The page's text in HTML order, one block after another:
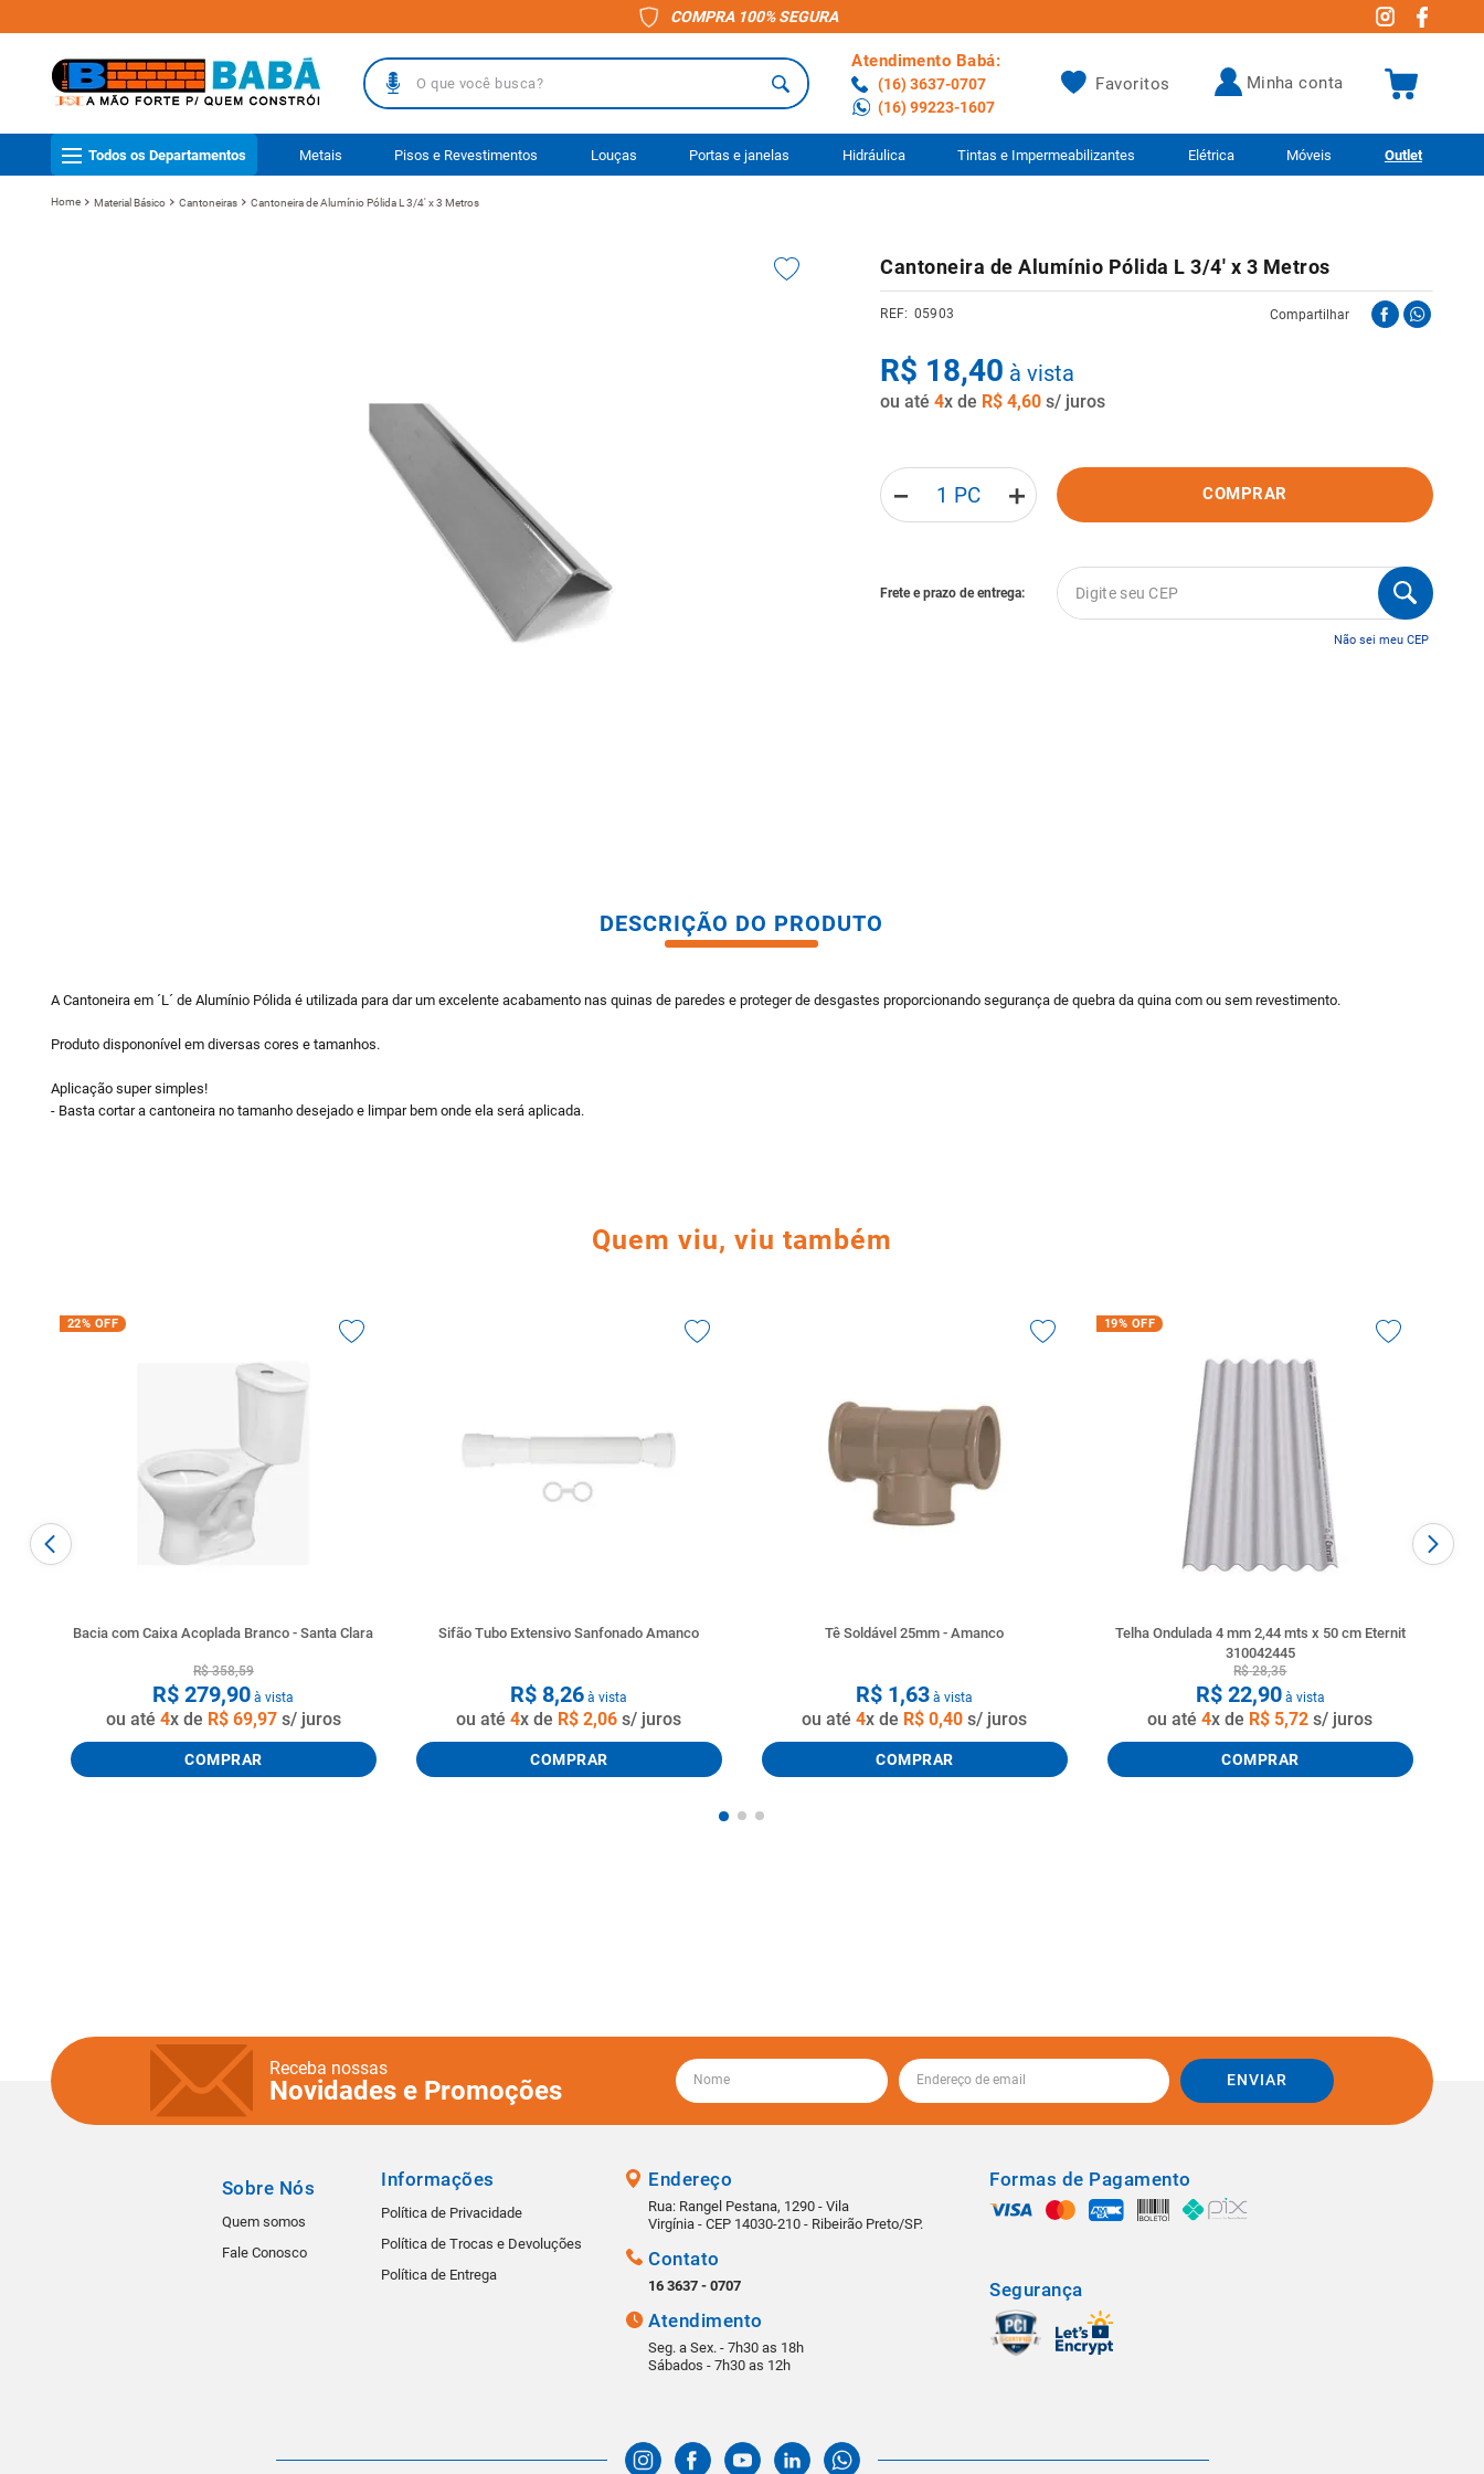
COMPRA 100% SEGURA
O que você busca? Atendimento Babá:
(16) 3637-0707
(16) 99223-1607
Favoritos minha conta
Todos os Departamentos Metais Pisos e Revestimentos Louças Portas e janelas Hidráulica Tintas e Impermeabilizantes Elétrica Móveis Outlet
Material Básico Cantoneiras Cantoneira de Alumínio Pólida L 3/4' x 3 Metros
Cantoneira de Alumínio Pólida L 3/4' x 3 Metros
05903 Compartilhar
R$ 18,40 à vista
ou até4x de R$ 4,60 s/ juros
＋
－ COMPRAR
Não sei meu CEP
DESCRIÇÃO DO PRODUTO
A Cantoneira em ´L´ de Alumínio Pólida é utilizada para dar um excelente acabamento nas quinas de paredes e proteger de desgastes proporcionando segurança de quebra da quina com ou sem revestimento.
Produto dispononível em diversas cores e tamanhos.
Aplicação super simples!
- Basta cortar a cantoneira no tamanho desejado e limpar bem onde ela será aplicada.
Quem viu, viu também
22% OFF
Bacia com Caixa Acoplada Branco - Santa Clara
R$ 358,59
R$ 279,90 à vista
ou até 4x de R$ 69,97s/ juros
COMPRAR
Sifão Tubo Extensivo Sanfonado Amanco
R$ 8,26 à vista
ou até4x de R$ 2,06 s/ juros
COMPRAR
Tê Soldável 25mm - Amanco
R$ 1,63 à vista
ou até4x de R$ 0,40 s/ juros
COMPRAR
19% OFF
Telha Ondulada 4 mm 2,44 mts x 50 cm Eternit
310042445
R$ 28,35
R$ 22,90à vista
ou até4x de R$ 5,72 s/ juros
COMPRAR
Receba nossas
Novidades e Promoções ENVIAR
Sobre Nós
Quem somos
Fale Conosco
Informações
Política de Privacidade
Política de Trocas e Devoluções
Política de Entrega
Endereço
Rua: Rangel Pestana, 1290 - Vila
Virgínia - CEP 14030-210 - Ribeirão Preto/SP.
Contato
16 3637 - 0707
Atendimento
Seg. a Sex. - 7h30 as 18h
Sábados - 7h30 as 12h
Formas de Pagamento
Segurança
TERMOS MAIS BUSCADOS
1º piso
7º gabinete banheiro
pisos
vaso sanitario caixa acoplada